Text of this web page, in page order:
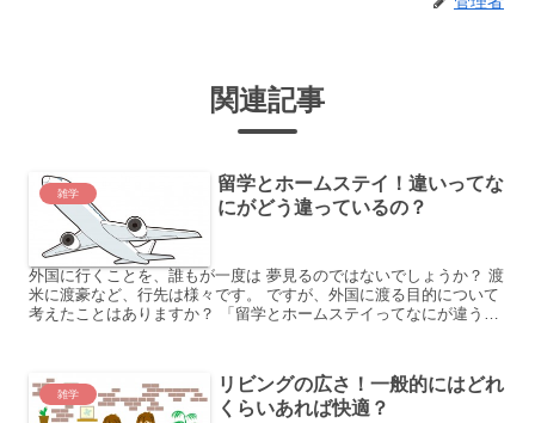
関連記事
雑学
留学とホームステイ！違いってな
にがどう違っているの？
外国に行くことを、誰もが一度は 夢見るのではないでしょうか？ 渡
米に渡豪など、行先は様々です。 ですが、外国に渡る目的について
考えたことはありますか？ 「留学とホームステイってなにが違う
雑学
リビングの広さ！一般的にはどれ
くらいあれば快適？